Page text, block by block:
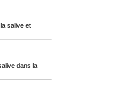
salive et
dans la